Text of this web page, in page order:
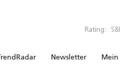
Rating:
Newsletter Mein